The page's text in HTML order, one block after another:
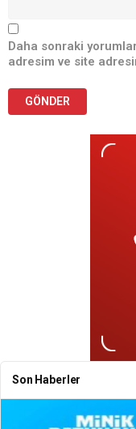
Daha sonraki
adresim ve site
Son Haberler